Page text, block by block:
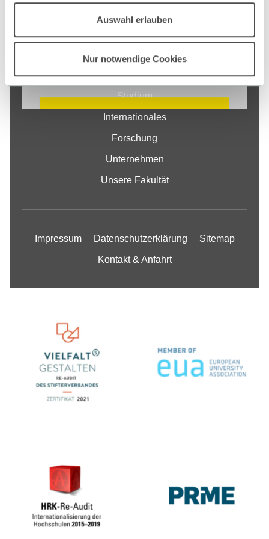
Auswahl erlauben
Nur notwendige Cookies
COOKIE EINSTELLUNGEN
Fakultät
Studium
Internationales
Forschung
Unternehmen
Unsere Fakultät
Impressum Datenschutzerklärung Sitemap
Kontakt & Anfahrt